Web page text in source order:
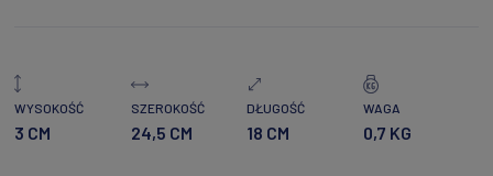
WYSOKOŚĆ
3 CM
SZEROKOŚĆ
24,5 CM
DŁUGOŚĆ
18 CM
WAGA
0,7 KG